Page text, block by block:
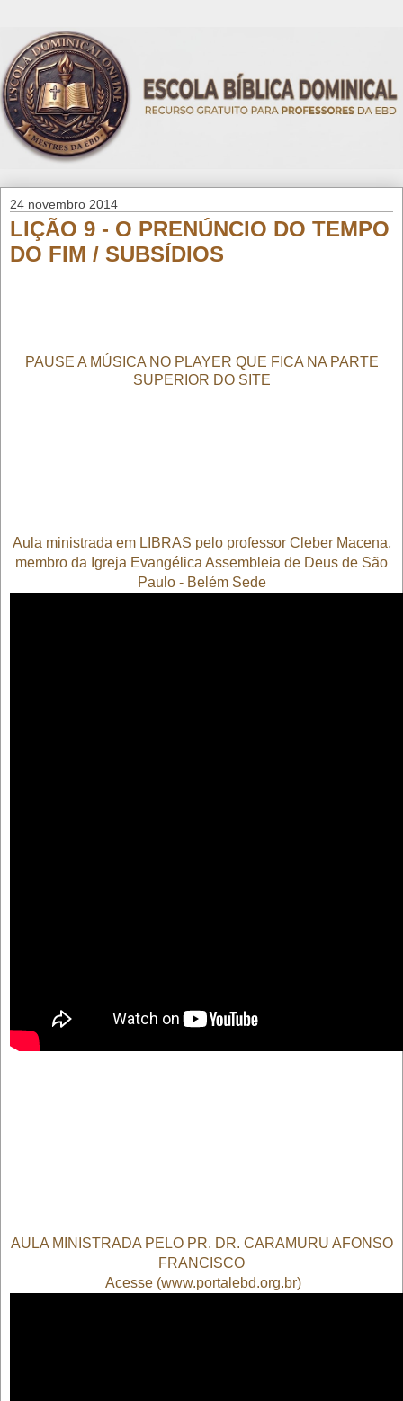
24 novembro 2014
LIÇÃO 9 - O PRENÚNCIO DO TEMPO
DO FIM / SUBSÍDIOS
PAUSE A MÚSICA NO PLAYER QUE FICA NA PARTE
SUPERIOR DO SITE
Aula ministrada em LIBRAS pelo professor Cleber Macena,
membro da Igreja Evangélica Assembleia de Deus de São
Paulo - Belém Sede
AULA MINISTRADA PELO PR. DR. CARAMURU AFONSO
FRANCISCO
Acesse (www.portalebd.org.br)